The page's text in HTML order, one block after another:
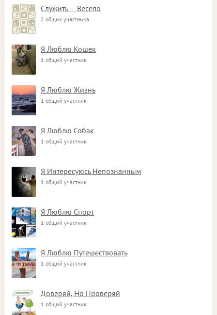
Служить — Весело
2 общих участника
Я Люблю Кошек
1 общий участник
Я Люблю Жизнь
1 общий участник
Я Люблю Собак
1 общий участник
Я Интересуюсь Непознанным
1 общий участник
Я Люблю Спорт
1 общий участник
Я Люблю Путешествовать
1 общий участник
Доверяй, Но Проверяй
1 общий участник